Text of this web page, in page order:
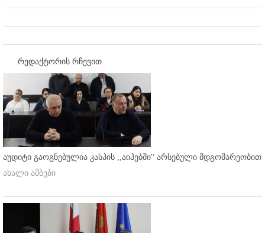
რედაქტორის რჩევით
აუდიტი გაოგნებულია კასპის ,,აიპებში'' არსებული მდგომარეობით
ახალი ამბები